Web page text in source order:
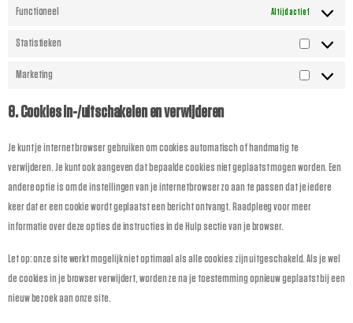
Functioneel Altijd actief
Statistieken
Marketing
8. Cookies in-/uitschakelen en verwijderen
Je kunt je internet browser gebruiken om cookies automatisch of handmatig te
verwijderen. Je kunt ook aangeven dat bepaalde cookies niet geplaatst mogen worden. Een
andere optie is om de instellingen van je internetbrowser zo aan te passen dat je iedere
keer dat er een cookie wordt geplaatst een bericht ontvangt. Raadpleeg voor meer
informatie over deze opties de instructies in de Hulp sectie van je browser.
Let op: onze site werkt mogelijk niet optimaal als alle cookies zijn uitgeschakeld. Als je wel
de cookies in je browser verwijdert, worden ze na je toestemming opnieuw geplaatst bij een
nieuw bezoek aan onze site.